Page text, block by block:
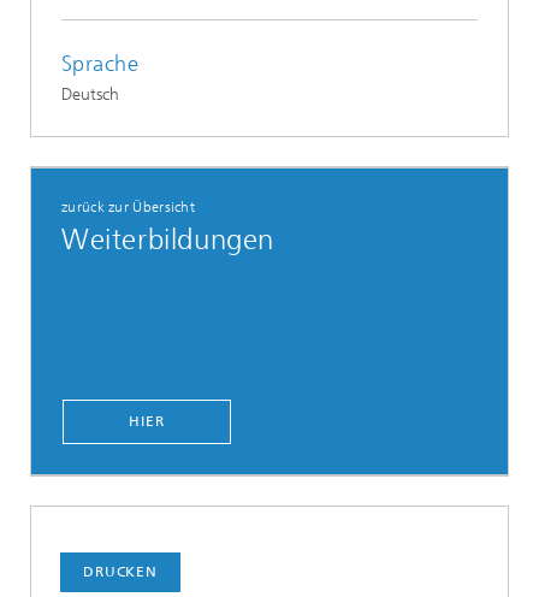
Sprache
Deutsch
zurück zur Übersicht
Weiterbildungen
HIER
DRUCKEN